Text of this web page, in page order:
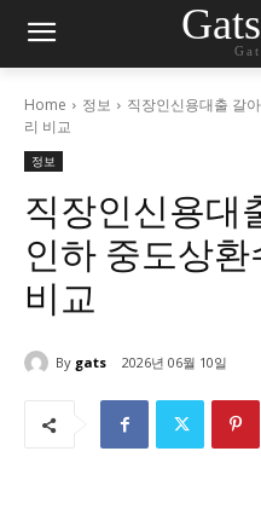
Home 정보
직장인신용대출 갈
리 비교
정보
직장인신용대
인하 중도상
비교
By gats 2026년 06월 10일